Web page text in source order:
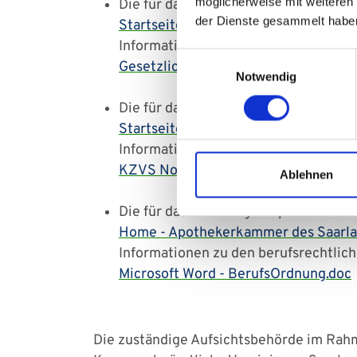
der Dienste gesammelt
Notwendig
Ablehnen
Die für das UKS tätigen
Startseite -
Informationen zu den
Gesetzliche Grundlagen -
Die für das UKS tätigen Zahnärzte
Startseite | Ärztekammer Saarland:
Informationen zu den
KZVS Normal
Die für das UKS tätigen Apotheker
Home - Apothekerkammer des
Informationen zu den
Microsoft Word - BerufsOrdnung.doc
Die zuständige Aufsichtsbehörde im